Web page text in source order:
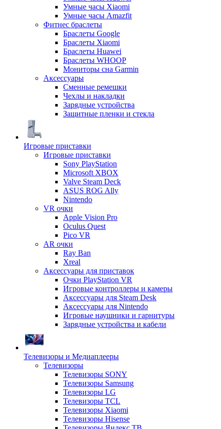
Умные часы Xiaomi
Умные часы Amazfit
Фитнес браслеты
Браслеты Google
Браслеты Xiaomi
Браслеты Huawei
Браслеты WHOOP
Мониторы сна Garmin
Аксессуары
Сменные ремешки
Чехлы и накладки
Зарядные устройства
Защитные пленки и стекла
Игровые приставки
Игровые приставки
Sony PlayStation
Microsoft XBOX
Valve Steam Deck
ASUS ROG Ally
Nintendo
VR очки
Apple Vision Pro
Oculus Quest
Pico VR
AR очки
Ray Ban
Xreal
Аксессуары для приставок
Очки PlayStation VR
Игровые контроллеры и камеры
Аксессуары для Steam Desk
Аксессуары для Nintendo
Игровые наушники и гарнитуры
Зарядные устройства и кабели
Телевизоры и Медиаплееры
Телевизоры
Телевизоры SONY
Телевизоры Samsung
Телевизоры LG
Телевизоры TCL
Телевизоры Xiaomi
Телевизоры Hisense